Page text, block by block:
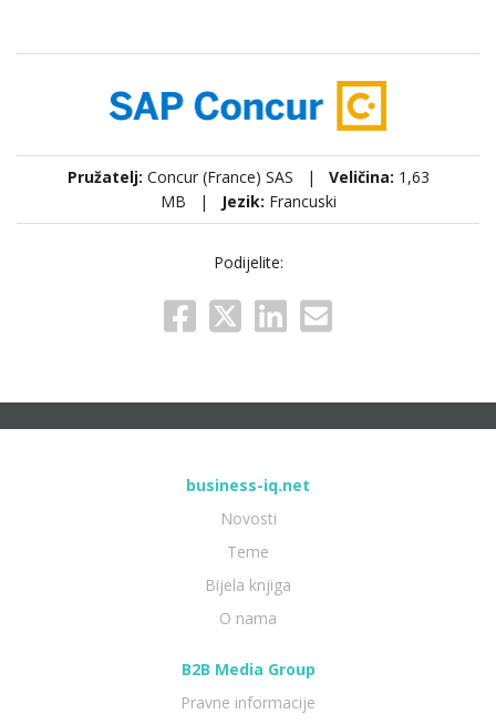
Pružatelj: Concur (France) SAS | Veličina: 1,63
MB |
Jezik: Francuski
Podijelite:
business-iq.net
Novosti
Teme
Bijela knjiga
O nama
B2B Media Group
Pravne informacije